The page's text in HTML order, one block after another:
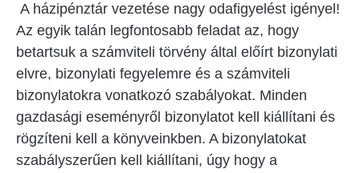
A házipénztár vezetése nagy odafigyelést igényel!
Az egyik talán legfontosabb feladat az, hogy
betartsuk a számviteli törvény által előírt bizonylati
elvre, bizonylati fegyelemre és a számviteli
bizonylatokra vonatkozó szabályokat. Minden
gazdasági eseményről bizonylatot kell kiállítani és
rögzíteni kell a könyveinkben. A bizonylatokat
szabályszerűen kell kiállítani, úgy hogy a